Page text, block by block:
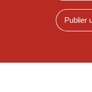
Publier